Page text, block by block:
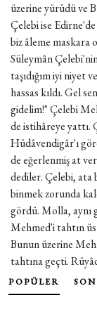
üzerine yürüdü ve
Çelebi ise
biz âleme maskara
Süleymân
taşıdığım iyi niyet
hassas kıldı. Gel
gidelim!" Çelebi
de istihâreye yattı.
Hüdâvendigâr'ı
de eğerlenmiş at
dediler. Çelebi, ata
binmek zorunda
gördü. Molla, aynı
Mehmed'i tahtın
Bunun üzerine
tahtına geçti.
POPÜLER